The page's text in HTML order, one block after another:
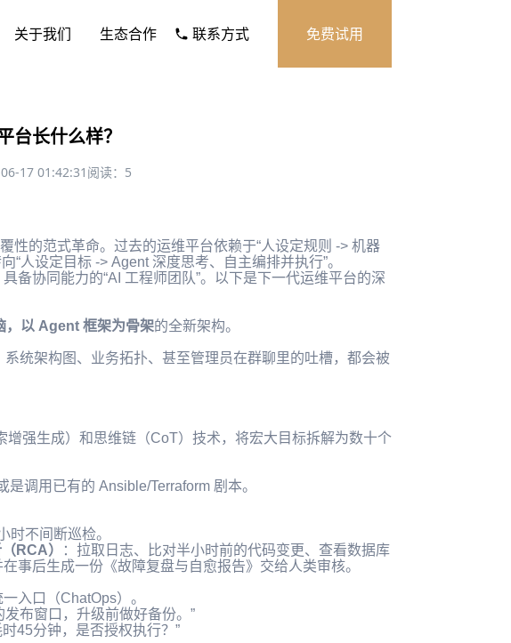
关于我们 生态合作 联系方式 免费试用
长什么样？
17 01:42:31 阅读： 5
性的范式革命。过去的运维平台依赖于“人设定规则 -> 机器
人设定目标 -> Agent 深度思考、自主编排并执行”。
备协同能力的“AI 工程师团队”。以下是下一代运维平台的深
，以 Agent 框架为骨架的全新架构。
统架构图、业务拓扑、甚至管理员在群聊里的吐槽，都会被
强生成）和思维链（CoT）技术，将宏大目标拆解为数十个
调用已有的 Ansible/Terraform 剧本。
时不间断巡检。
RCA）
：拉取日志、比对半小时前的代码变更、查看数据库
事后生成一份《故障复盘与自愈报告》交给人类审核。
入口（ChatOps）。
布窗口，升级前做好备份。”
45分钟，是否授权执行？”